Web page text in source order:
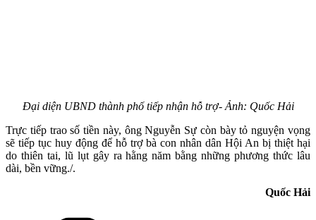
Đại diện UBND thành phố tiếp nhận hỗ trợ- Ảnh: Quốc Hải
Trực tiếp trao số tiền này, ông Nguyễn Sự còn bày tỏ nguyện vọng
sẽ tiếp tục huy động để hỗ trợ bà con nhân dân Hội An bị thiệt hại
do thiên tai, lũ lụt gây ra hằng năm bằng những phương thức lâu
dài, bền vững./.
Quốc Hải